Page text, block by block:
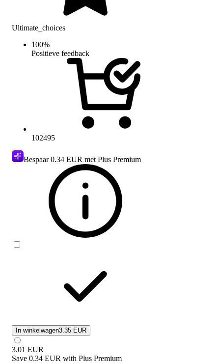
Ultimate_choices
100%
Positieve feedback
102495
Bespaar0.34 EUR met Plus Premium
In winkelwagen3.35 EUR
3.01 EUR
Save 0.34 EUR with Plus Premium